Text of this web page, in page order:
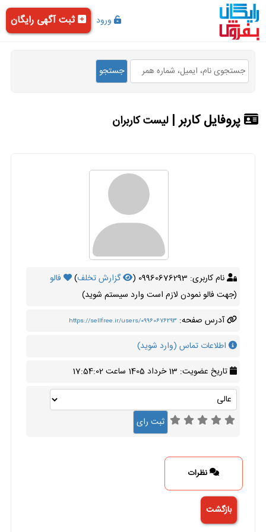
ورود ثبت آگهی رایگان
پروفایل کاربر |لیست کاربران
نام کاربری: 09960676293 ( گزارش تخلف)
فالو
(جهت فالو نمودن لازم است وارد سیستم شوید)
آدرس صفحه: https://sellfree.ir/users/09960676293
اطلاعات تماس (وارد شوید)
تاریخ عضویت: 13 خرداد 1405 ساعت 17:54:02
نظرات